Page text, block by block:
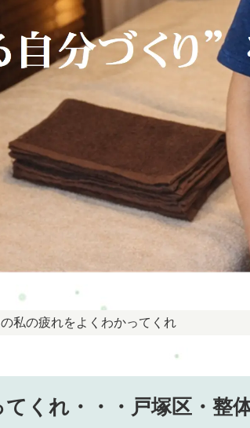
の私の疲れをよくわかってくれ
くれ・・・戸塚区・整